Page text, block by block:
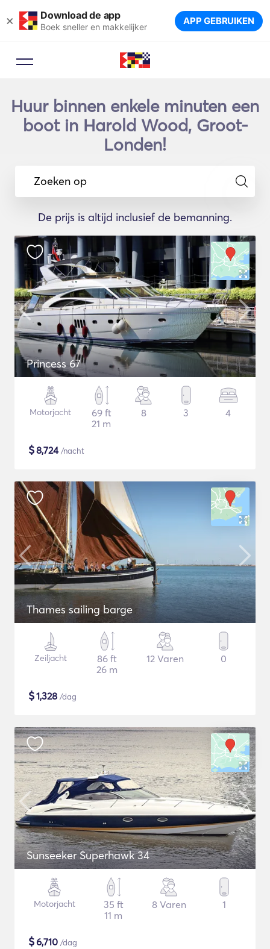
× Download de app
Boek sneller en makkelijker APP GEBRUIKEN
Huur binnen enkele minuten een
boot in Harold Wood, Groot-
Londen!
Zoeken op
De prijs is altijd inclusief de bemanning.
Princess 67
Motorjacht
69 ft
21 m
8 3 4
$8,724/nacht
Thames sailing barge
Zeiljacht
86 ft
26 m
12 Varen 0
$1,328 /dag
Sunseeker Superhawk 34
Motorjacht
35 ft
11 m
8 Varen 1
$6,710 /dag